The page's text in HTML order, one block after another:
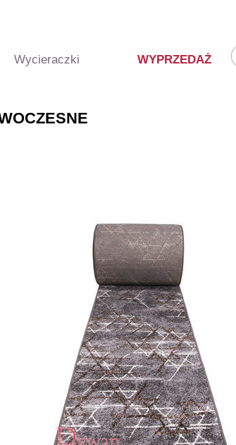
Wycieraczki WYPRZEDAŻ